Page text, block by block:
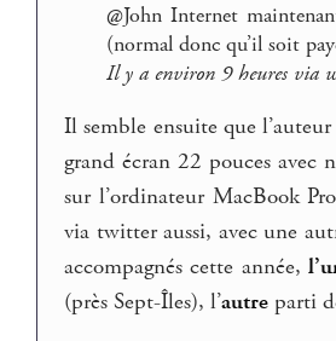
@John Internet
(normal donc qu’il soit
Il y a environ 9 heures via
Il semble ensuite que
grand écran 22 pouces avec
sur l’ordinateur MacBook
via twitter aussi, avec une
accompagnés cette année,
(près Sept-Îles), l’autre parti